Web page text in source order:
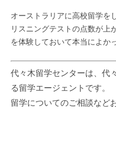
オーストラリアに高校留学を
リスニングテストの点数が上
を体験しておいて本当によか
代々木留学センターは、代
る留学エージェントです。
留学についてのご相談など